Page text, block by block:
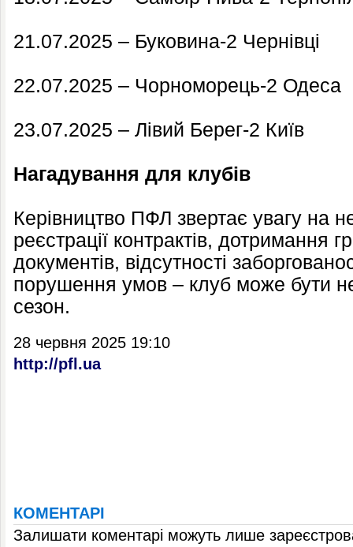
21.07.2025 – Буковина-2 Чернівці
22.07.2025 – Чорноморець-2 Одеса
23.07.2025 – Лівий Берег-2 Київ
Нагадування для клубів
Керівництво ПФЛ звертає увагу на
реєстрації контрактів, дотримання
документів, відсутності
порушення умов – клуб може бути
сезон.
28 червня 2025 19:10
http://pfl.ua
КОМЕНТАРІ
Залишати коментарі можуть лише